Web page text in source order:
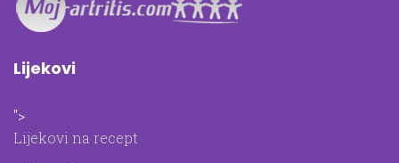
Lijekovi
">
Lijekovi na recept